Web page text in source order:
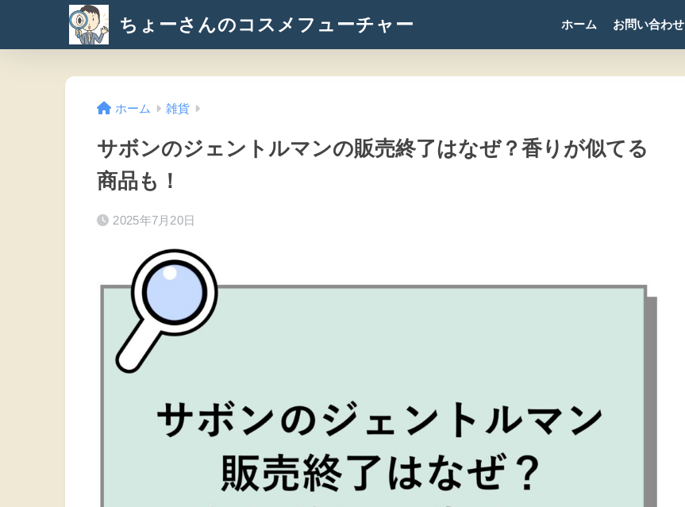
ちょーさんのコスメフューチャー ホーム お問い合わせ
ホーム 雑貨
サボンのジェントルマンの販売終了はなぜ？香りが似てる
商品も！
2025年7月20日